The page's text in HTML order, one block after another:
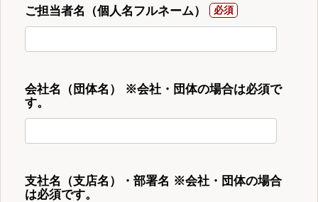
ご担当者名（個人名フルネーム）
会社名（団体名） ※会社・団体の場合は必須で
す。
支社名（支店名）・部署名 ※会社・団体の場合
は必須です。